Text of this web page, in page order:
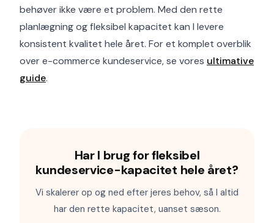
behøver ikke være et problem. Med den rette
planlægning og fleksibel kapacitet kan I levere
konsistent kvalitet hele året. For et komplet overblik
over e-commerce kundeservice, se vores ultimative
guide.
Har I brug for fleksibel
kundeservice-kapacitet hele året?
Vi skalerer op og ned efter jeres behov, så I altid
har den rette kapacitet, uanset sæson.